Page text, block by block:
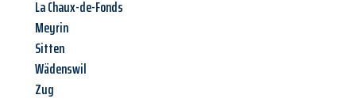
La Chaux-de-Fonds
Meyrin
Sitten
Wädenswil
Zug